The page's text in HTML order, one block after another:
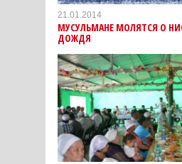
21.01.2014
МУСУЛЬМАНЕ МОЛЯТСЯ О
ДОЖДЯ